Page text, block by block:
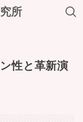
所
性と革新演